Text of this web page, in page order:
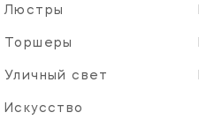
Люстры
Торшеры
Уличный свет
Искусство